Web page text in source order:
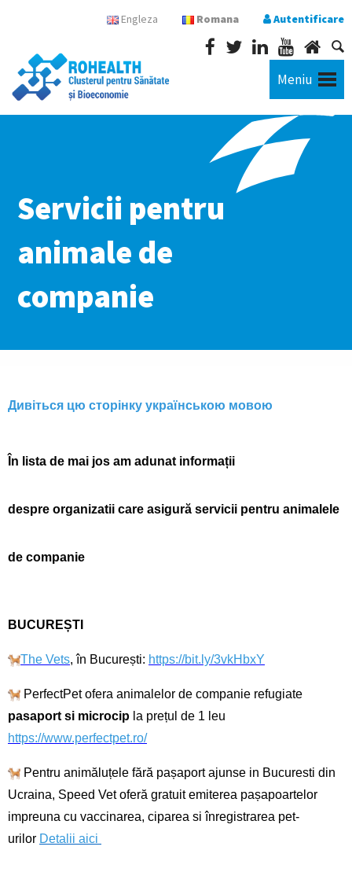
Engleza Romana Autentificare
Meniu
Servicii pentru
animale de
companie
Дивіться цю сторінку українською мовою
În lista de mai jos am adunat informații
despre organizatii care asigură servicii pentru animalele
de companie
BUCUREȘTI
The Vets, în București: https://bit.ly/3vkHbxY
PerfectPet ofera animalelor de companie refugiate
pasaport si microcip la prețul de 1 leu
https://www.perfectpet.ro/
Pentru animăluțele fără pașaport ajunse in Bucuresti din
Ucraina, Speed Vet oferă gratuit emiterea pașapoartelor
impreuna cu vaccinarea, ciparea si înregistrarea pet-
urilor Detalii aici